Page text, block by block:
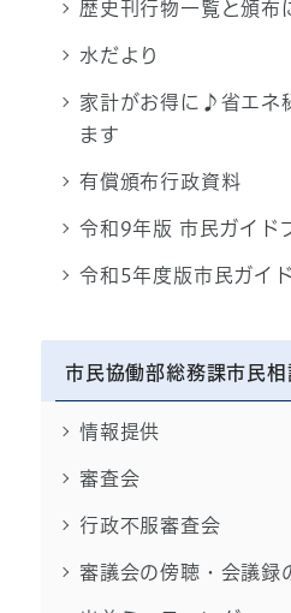
歴史刊行物一覧と頒布
水だより
家計がお得に♪省エネ
ます
有償頒布行政資料
令和9年版 市民ガイド
令和5年度版市民ガイ
市民協働部総務課市民相
情報提供
審査会
行政不服審査会
審議会の傍聴・会議録